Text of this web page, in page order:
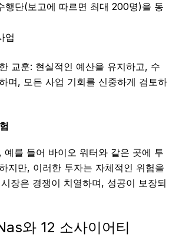
행단(보고에 따르면 최대 200명)을 동
업
교훈: 현실적인 예산을 유지하고, 수
며, 모든 사업 기회를 신중하게 검토하
예를 들어 바이오 워터와 같은 곳에 투
지만, 이러한 투자는 자체적인 위험을
장은 경쟁이 치열하며, 성공이 보장되
와 12 소사이어티